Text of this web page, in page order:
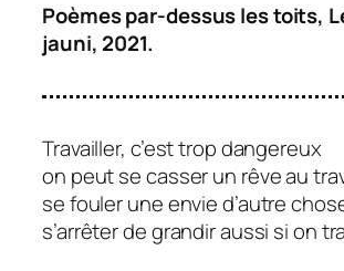
Poèmes par-dessus les toits,
jauni, 2021.
Travailler, c’est trop dangereux
on peut se casser un rêve au
se fouler une envie d’autre
s’arrêter de grandir aussi si on